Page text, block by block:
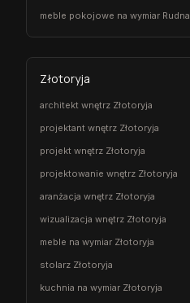
meble pokojowe na wymiar Rudna
Złotoryja
architekt wnętrz Złotoryja
projektant wnętrz Złotoryja
projekt wnętrz Złotoryja
projektowanie wnętrz Złotoryja
aranżacja wnętrz Złotoryja
wizualizacja wnętrz Złotoryja
meble na wymiar Złotoryja
stolarz Złotoryja
kuchnia na wymiar Złotoryja